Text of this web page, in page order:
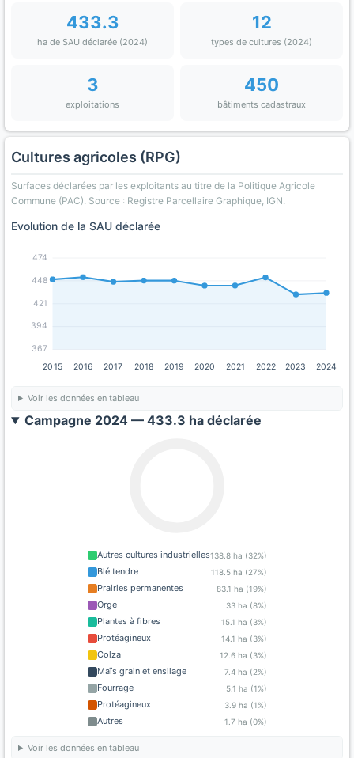
433.3
ha de SAU déclarée (2024)
12
types de cultures (2024)
3
exploitations
450
bâtiments cadastraux
Cultures agricoles (RPG)
Surfaces déclarées par les exploitants au titre de la Politique Agricole
Commune (PAC). Source : Registre Parcellaire Graphique, IGN.
Evolution de la SAU déclarée
367
394
421
448
474
2015 2016 2017 2018 2019 2020 2021 2022 2023 2024
Voir les données en tableau
Campagne 2024 — 433.3 ha déclarée
Autres cultures industrielles138.8 ha (32%)
Blé tendre 118.5 ha (27%)
Prairies permanentes 83.1 ha (19%)
Orge 33 ha (8%)
Plantes à fibres 15.1 ha (3%)
Protéagineux 14.1 ha (3%)
Colza 12.6 ha (3%)
Maïs grain et ensilage 7.4 ha (2%)
Fourrage 5.1 ha (1%)
Protéagineux 3.9 ha (1%)
Autres 1.7 ha (0%)
Voir les données en tableau